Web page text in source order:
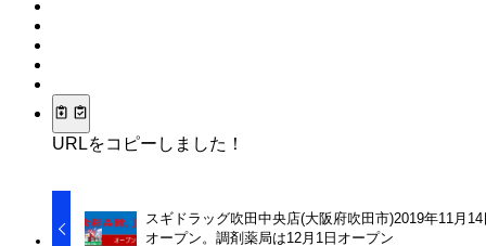
URLをコピーしました！
スギドラッグ吹田中央店(大阪府吹田市)2019年11月14
オープン。調剤薬局は12月1日オープン